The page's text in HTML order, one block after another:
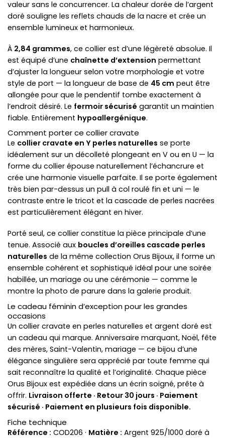
valeur sans le concurrencer. La chaleur dorée de l’argent
doré souligne les reflets chauds de la nacre et crée un
ensemble lumineux et harmonieux.
À 2,84 grammes, ce collier est d’une légèreté absolue. Il
est équipé d’une chaînette d’extension permettant
d’ajuster la longueur selon votre morphologie et votre
style de port — la longueur de base de 45 cm peut être
allongée pour que le pendentif tombe exactement à
l’endroit désiré. Le fermoir sécurisé garantit un maintien
fiable. Entièrement hypoallergénique.
Comment porter ce collier cravate
Le collier cravate en Y perles naturelles se porte
idéalement sur un décolleté plongeant en V ou en U — la
forme du collier épouse naturellement l’échancrure et
crée une harmonie visuelle parfaite. Il se porte également
très bien par-dessus un pull à col roulé fin et uni — le
contraste entre le tricot et la cascade de perles nacrées
est particulièrement élégant en hiver.
Porté seul, ce collier constitue la pièce principale d’une
tenue. Associé aux boucles d’oreilles cascade perles
naturelles de la même collection Orus Bijoux, il forme un
ensemble cohérent et sophistiqué idéal pour une soirée
habillée, un mariage ou une cérémonie — comme le
montre la photo de parure dans la galerie produit.
Le cadeau féminin d’exception pour les grandes
occasions
Un collier cravate en perles naturelles et argent doré est
un cadeau qui marque. Anniversaire marquant, Noël, fête
des mères, Saint-Valentin, mariage — ce bijou d’une
élégance singulière sera apprécié par toute femme qui
sait reconnaître la qualité et l’originalité. Chaque pièce
Orus Bijoux est expédiée dans un écrin soigné, prête à
offrir. Livraison offerte · Retour 30 jours · Paiement
sécurisé · Paiement en plusieurs fois disponible.
Fiche technique
Référence : COD206 · Matière : Argent 925/1000 doré à